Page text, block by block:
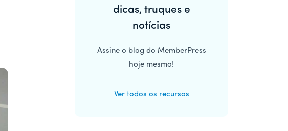
principal
dicas, truques e
notícias
Assine o blog do MemberPress
hoje mesmo!
Ver todos os recursos